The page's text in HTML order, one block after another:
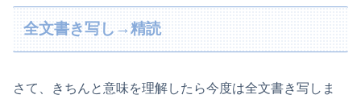
全文書き写し→精読
さて、きちんと意味を理解したら今度は全文書き写しま